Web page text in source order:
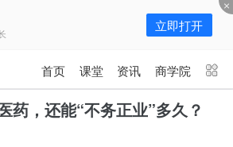
立即打开
首页 课堂 资讯 商学院
课堂 直播 商学院
药，还能“不务正业”多久？